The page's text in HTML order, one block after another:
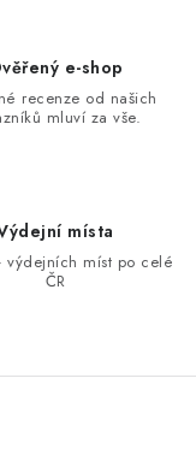
e-shop
recenze od našich
mluví za vše.
místa
výdejních míst po celé
ČR